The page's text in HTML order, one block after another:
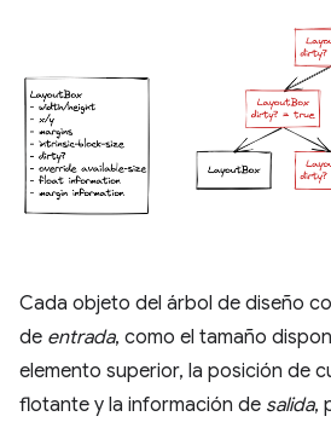
Cada objeto del árbol de diseño
de entrada, como el tamaño
elemento superior, la posición de
flotante y la información de salida,